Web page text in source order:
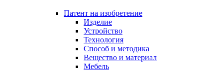
Патент на изобретение
Изделие
Устройство
Технология
Способ и методика
Вещество и материал
Мебель